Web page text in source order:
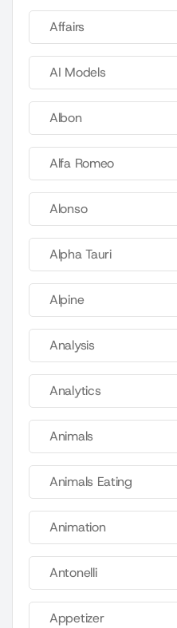
Affairs
AI Models
Albon
Alfa Romeo
Alonso
Alpha Tauri
Alpine
Analysis
Analytics
Animals
Animals Eating
Animation
Antonelli
Appetizer